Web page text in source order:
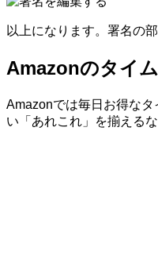
以上になります。署名の
Amazonのタイ
Amazonでは毎日お得な
い「あれこれ」を揃える